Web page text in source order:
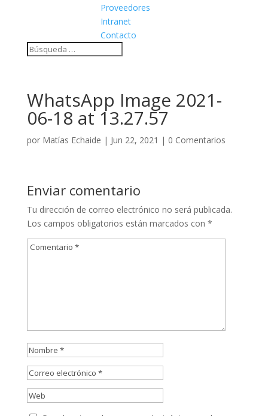
Proveedores
Intranet
Contacto
WhatsApp Image 2021-
06-18 at 13.27.57
por Matías Echaide | Jun 22, 2021 | 0 Comentarios
Enviar comentario
Tu dirección de correo electrónico no será publicada.
Los campos obligatorios están marcados con *